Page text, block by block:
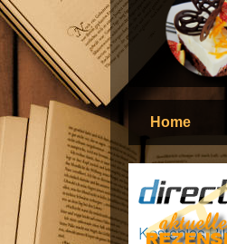
Home